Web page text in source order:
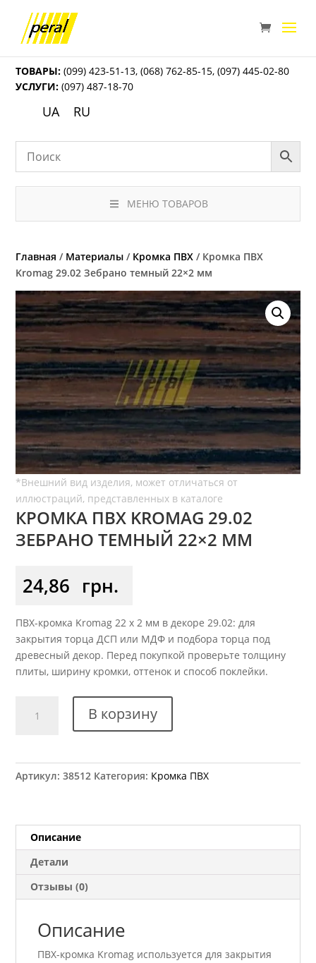
ТОВАРЫ: (099) 423-51-13,(068) 762-85-15,(097) 445-02-80
УСЛУГИ: (097) 487-18-70
UA RU
МЕНЮ ТОВАРОВ
Главная / Материалы / Кромка ПВХ / Кромка ПВХ
Kromag 29.02 Зебрано темный 22×2 мм
КРОМКА ПВХ KROMAG 29.02
ЗЕБРАНО ТЕМНЫЙ 22×2 ММ
24,86 грн.
ПВХ-кромка Kromag 22 x 2 мм в декоре 29.02: для
закрытия торца ДСП или МДФ и подбора торца под
древесный декор. Перед покупкой проверьте толщину
плиты, ширину кромки, оттенок и способ поклейки.
товара
29.02
22x2
мм
В корзину
Артикул:38512 Категория: Кромка ПВХ
Описание
Детали
Отзывы (0)
Описание
ПВХ-кромка Kromag используется для закрытия